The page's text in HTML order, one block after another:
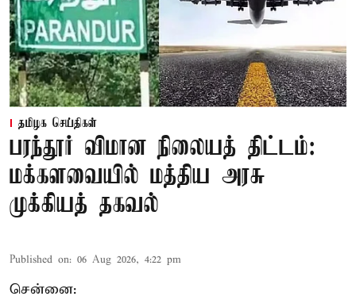
தமிழக செய்திகள்
பரந்தூர் விமான நிலையத் திட்டம்:
மக்களவையில் மத்திய அரசு
முக்கியத் தகவல்
Published on: 06 Aug 2026, 4:22 pm
சென்னை: